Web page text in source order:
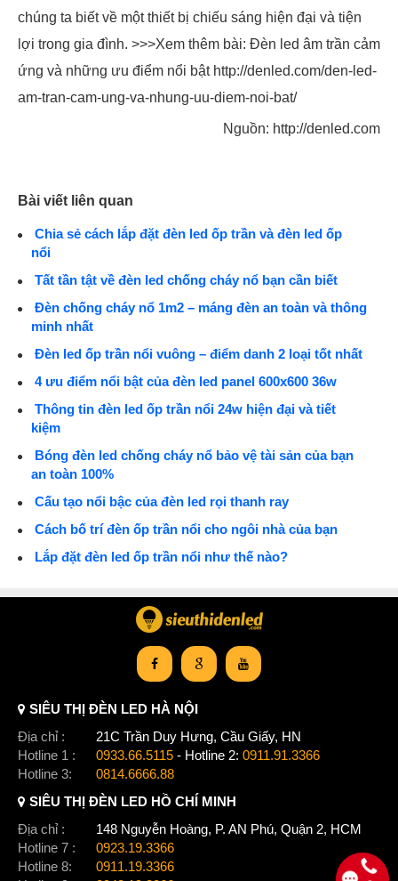
chúng ta biết về một thiết bị chiếu sáng hiện đại và tiện
lợi trong gia đình. >>>Xem thêm bài: Đèn led âm trần cảm
ứng và những ưu điểm nổi bật http://denled.com/den-led-
am-tran-cam-ung-va-nhung-uu-diem-noi-bat/
Nguồn: http://denled.com
Bài viết liên quan
Chia sẻ cách lắp đặt đèn led ốp trần và đèn led ốp
nổi
Tất tần tật về đèn led chống cháy nổ bạn cần biết
Đèn chống cháy nổ 1m2 – máng đèn an toàn và thông
minh nhất
Đèn led ốp trần nổi vuông – điểm danh 2 loại tốt nhất
4 ưu điểm nổi bật của đèn led panel 600x600 36w
Thông tin đèn led ốp trần nổi 24w hiện đại và tiết
kiệm
Bóng đèn led chống cháy nổ bảo vệ tài sản của bạn
an toàn 100%
Cấu tạo nổi bậc của đèn led rọi thanh ray
Cách bố trí đèn ốp trần nổi cho ngôi nhà của bạn
Lắp đặt đèn led ốp trần nổi như thế nào?
SIÊU THỊ ĐÈN LED HÀ NỘI
Địa chỉ :
21C Trần Duy Hưng, Cầu Giấy, HN
Hotline 1 :
0933.66.5115 - Hotline 2: 0911.91.3366
Hotline 3:
0814.6666.88
SIÊU THỊ ĐÈN LED HỒ CHÍ MINH
Địa chỉ :
148 Nguyễn Hoàng, P. AN Phú, Quận 2, HCM
Hotline 7 :
0923.19.3366
Hotline 8:
0911.19.3366